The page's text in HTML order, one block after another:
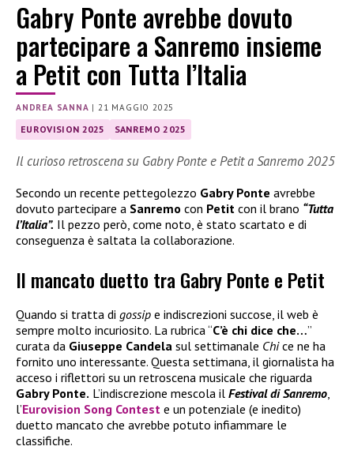
Gabry Ponte avrebbe dovuto
partecipare a Sanremo insieme
a Petit con Tutta l’Italia
ANDREA SANNA |21 MAGGIO 2025
EUROVISION 2025 SANREMO 2025
Il curioso retroscena su Gabry Ponte e Petit a Sanremo 2025
Secondo un recente pettegolezzo Gabry Ponte avrebbe
dovuto partecipare a Sanremo con Petit con il brano “Tutta
l’Italia”. Il pezzo però, come noto, è stato scartato e di
conseguenza è saltata la collaborazione.
Il mancato duetto tra Gabry Ponte e Petit
Quando si tratta di gossip e indiscrezioni succose, il web è
sempre molto incuriosito. La rubrica “C’è chi dice che…”
curata da Giuseppe Candela sul settimanale Chice ne ha
fornito uno interessante. Questa settimana, il giornalista ha
acceso i riflettori su un retroscena musicale che riguarda
Gabry Ponte. L’indiscrezione mescola il Festival diSanremo,
l’Eurovision Song Contest e un potenziale (e inedito)
duetto mancato che avrebbe potuto infiammare le
classifiche.